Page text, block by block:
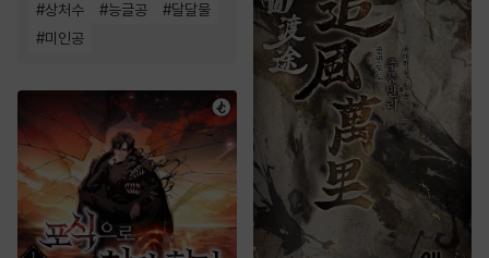
#상처수 #능글공 #달달물
#미인공